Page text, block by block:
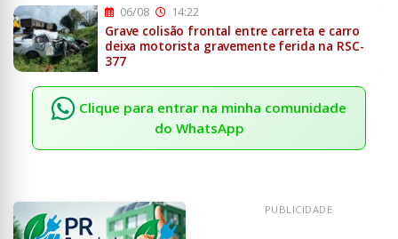
06/08 14:22
Grave colisão frontal entre carreta e carro
deixa motorista gravemente ferida na RSC-
377
Clique para entrar na minha comunidade
do WhatsApp